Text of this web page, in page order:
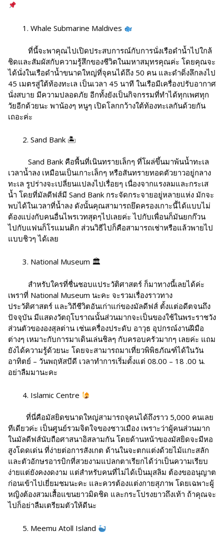
Whale Submarine Maldives
ที่นี้จะพาคุณไปเปิดประสบการณ์กับการนั่งเรือดำน้ำไปใกล้
ชิดและสัมผัสกับความรู้สึกของชีวิตในมหาสมุทรคุณค่ะ โดยคุณจะ
ได้นั่งในเรือดำน้ำขนาดใหญ่ที่จุคนได้ถึง 50 คน และดำดิ่งลึกลงไป
45 เมตรสู่ใต้ท้องทะเล เป็นเวลา 45 นาที ในเรือมีเครื่องปรับอากาศ
นั่งสบาย มีความปลอดภัย อีกทั้งยังเป็นกิจกรรมที่ทำได้ทุกเพศทุก
วัยอีกด้วยนะ พาน้องๆ หนูๆ เปิดโลกกว้างใต้ท้องทะเลกันด้วยกัน
เถอะค่ะ
Sand Bank 🏝
Sand Bank คือพื้นที่เนินทรายเล็กๆ ที่โผล่ขึ้นมาพ้นน้ำทะเล
เวลาน้ำลง เหมือนเป็นเกาะเล็กๆ หรือสันทรายทอดตัวยาวอยู่กลาง
ทะเล รูปร่างจะเปลี่ยนแปลงไปเรื่อยๆ เนื่องจากแรงลมและกระเส
น้ำ โดยที่มัลดีฟส์มี Sand Bank กระจัดกระจายอยู่หลายแห่ง มักจะ
พบได้ในเวลาที่น้ำลง ดังนั้นคุณสามารถยึดครองเกาะนี้ได้แบบไม่
ต้องแบ่งกับคนอื่นไพรเวทสุดๆไปเลยค่ะ ไปกับเพื่อนก็มันยกก๊วน
ไปกับแฟนก็โรแมนติก ส่วนวิธีไปก็คือสามารถเช่าหรือแล้วพายไป
แบบชิวๆ ได้เลย
National Museum 🏛
สำหรับใครที่ชื่นชอบแประวัติศาสตร์ ก็มาทางนี้เลยได้ค่ะ
เพราที่ National Museum นะคะ จะรวมเรื่องราวทาง
ประวัติศาสตร์ และวิถีชีวิตอันเก่าแก่ของมัลดีฟส์ ตั้งแต่อดีตจนถึง
ปัจจุบัน มีแสดงวัตถุโบราณนั้นส่วนมากจะเป็นของใช้ในพระราชวัง
ส่วนตัวขององสุลต่าน เช่นเครื่องประดับ อาวุธ อุปกรณ์งานฝีมือ
ต่างๆ เหมาะกับการมาเดินเล่นชิลๆ กับครอบครัวมากๆ เลยค่ะ แถม
ยังได้ความรู้ด้วยนะ โดยจะสามารถมาเที่ยวพิพิธภัณฑ์ได้ในวัน
อาทิตย์ – วันพฤหัสบีดี เวลาทำการเริ่มตั้งแต่ 08.00 – 18 .00 น.
อย่าลืมมานะคะ
Islamic Centre
ที่นี่คือมัสยิดขนาดใหญ่สามารถจุคนได้ถึงราว 5,000 คนเลย
ทีเดียวค่ะ เป็นศูนย์รวมจิตใจของชาวเมือง เพราะว่าผู้คนส่วนมาก
ในมัลดีฟส์นับถือศาสนาอิสลามกัน โดยด้านหน้าของมัสยิดจะมีหอ
สูงโดดเด่น ที่ง่ายต่อการสังเกต ด้านในจะตกแต่งด้วยไม้แกะสลัก
และตัวอักษรอารบิกที่สวยงามแปลกตาเรียกได้ว่าเป็นความเรียบ
ง่ายแต่ยังคงงดงาม แต่สำหรับคนที่ไม่ได้เป็นมุสลิม ต้องขออนุญาต
ก่อนเข้าไปเยี่ยมชมนะคะ และควรต้องแต่งกายสุภาพ โดยเฉพาะผู้
หญิงต้องสวมเสื้อแขนยาวมิดชิด และกระโปรงยาวถึงเท้า ถ้าคุณจะ
ไปก็อย่าลืมเตรียมตัวให้ดีนะ
Meemu Atoll Island